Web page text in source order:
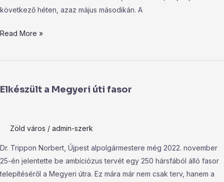
következő héten, azaz május másodikán. A
Read More »
Elkészült a Megyeri úti fasor
Zöld város / admin-szerk
Dr. Trippon Norbert, Újpest alpolgármestere még 2022. november
25-én jelentette be ambíciózus tervét egy 250 hársfából álló fasor
telepítéséről a Megyeri útra. Ez mára már nem csak terv, hanem a
Megyeri